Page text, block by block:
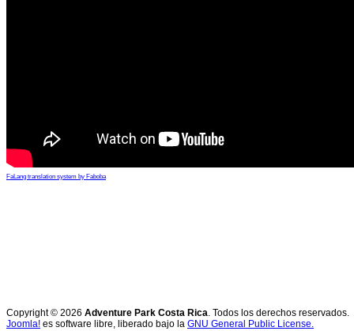
FaLang translation system by Faboba
Copyright © 2026 Adventure Park Costa Rica. Todos los derechos reservados.
Joomla! es software libre, liberado bajo la GNU General Public License.